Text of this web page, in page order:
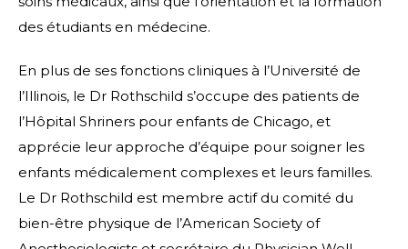
des étudiants en médecine.
En plus de ses fonctions cliniques à l’Université de
l’Illinois, le Dr Rothschild s’occupe des patients de
l’Hôpital Shriners pour enfants de Chicago, et
apprécie leur approche d’équipe pour soigner les
enfants médicalement complexes et leurs familles.
Le Dr Rothschild est membre actif du comité du
bien-être physique de l’American Society of